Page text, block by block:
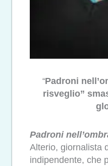
“Padroni
risveglio”
Padroni
Alterio, giornalista
indipendente, che